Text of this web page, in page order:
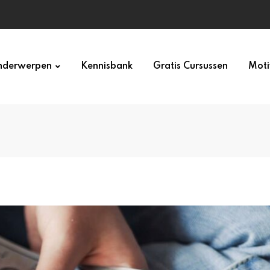
Kennisbank Gratis Cursussen